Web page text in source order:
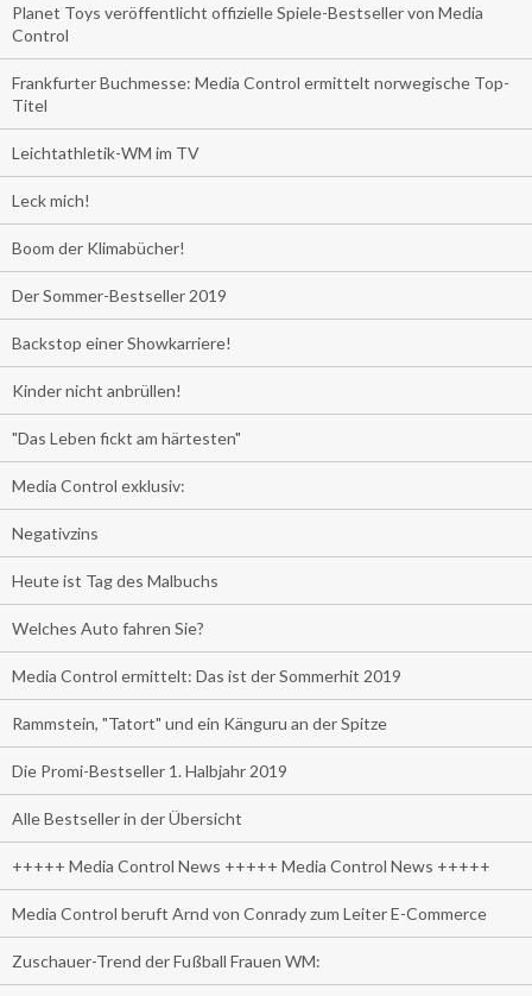
Planet Toys veröffentlicht offizielle Spiele-Bestseller von Media
Control
Frankfurter Buchmesse: Media Control ermittelt norwegische Top-
Titel
Leichtathletik-WM im TV
Leck mich!
Boom der Klimabücher!
Der Sommer-Bestseller 2019
Backstop einer Showkarriere!
Kinder nicht anbrüllen!
"Das Leben fickt am härtesten"
Media Control exklusiv:
Negativzins
Heute ist Tag des Malbuchs
Welches Auto fahren Sie?
Media Control ermittelt: Das ist der Sommerhit 2019
Rammstein, "Tatort" und ein Känguru an der Spitze
Die Promi-Bestseller 1. Halbjahr 2019
Alle Bestseller in der Übersicht
+++++ Media Control News +++++ Media Control News +++++
Media Control beruft Arnd von Conrady zum Leiter E-Commerce
Zuschauer-Trend der Fußball Frauen WM: